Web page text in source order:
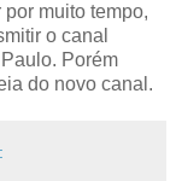
muito tempo,
o canal
Porém
do novo canal.